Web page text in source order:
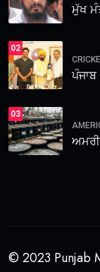
ਮੁੱਖ
02
ਪੰਜਾਬ
03
© 2023 Punjab